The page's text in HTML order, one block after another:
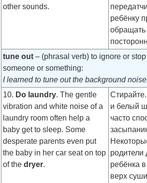
other sounds.
ребёнку
tune out – (phrasal verb) to ignore or
someone or something:
I learned to tune out the background
10. Do laundry. The gentle
vibration and white noise of a
laundry room often help a
baby get to sleep. Some
desperate parents even put
the baby in her car seat on top
of the dryer.
и белый
часто
родители
ребёнка
верх